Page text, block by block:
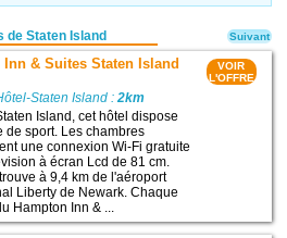
de Staten Island
Inn & Suites Staten Island
Staten Island :2km
Island, cet hôtel dispose
de sport. Les chambres
une connexion Wi-Fi gratuite
à écran Lcd de 81 cm.
à 9,4 km de l'aéroport
Liberty de Newark. Chaque
Hampton Inn & ...
VOIR
L'OFFRE
Suivant